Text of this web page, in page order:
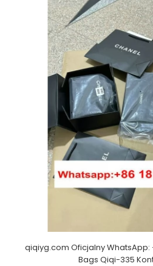
qiqiyg.com Oficjalny WhatsApp:
Bags Qiqi-335